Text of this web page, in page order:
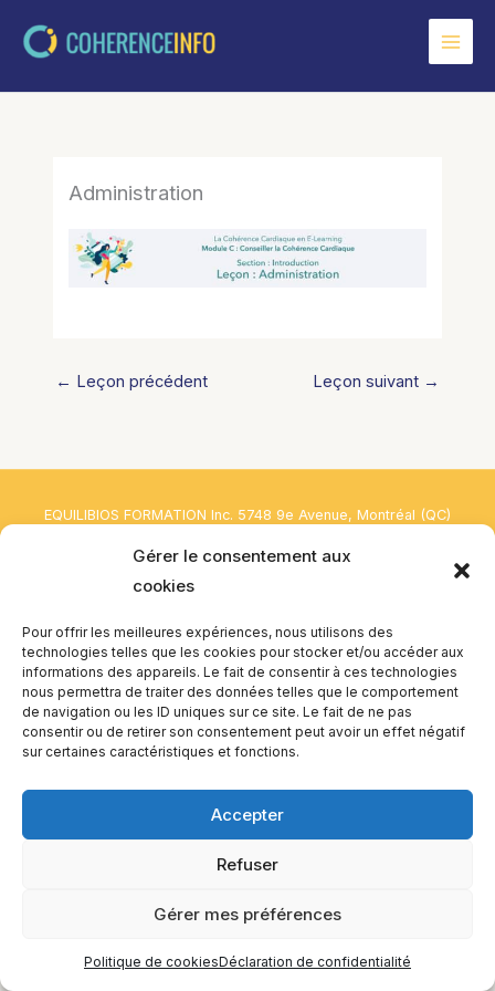
Gérer le consentement aux
cookies
Pour offrir les meilleures expériences, nous utilisons des
technologies telles que les cookies pour stocker et/ou accéder aux
informations des appareils. Le fait de consentir à ces technologies
nous permettra de traiter des données telles que le comportement
de navigation ou les ID uniques sur ce site. Le fait de ne pas
consentir ou de retirer son consentement peut avoir un effet négatif
sur certaines caractéristiques et fonctions.
Accepter
Refuser
Gérer mes préférences
Politique de cookiesDéclaration de confidentialité
Administration
← Leçon précédent Leçon suivant →
EQUILIBIOS FORMATION Inc. 5748 9e Avenue, Montréal (QC)